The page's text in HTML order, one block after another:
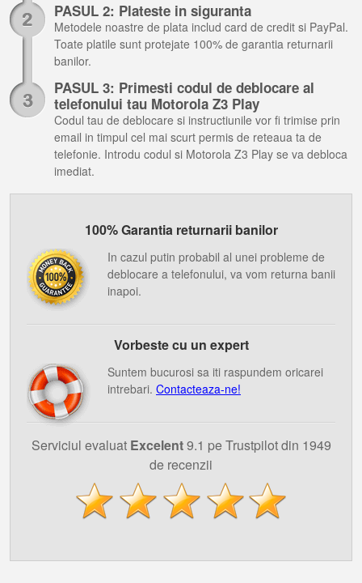
PASUL 2: Plateste in siguranta
Metodele noastre de plata includ card de credit si PayPal.
Toate platile sunt protejate 100% de garantia returnarii
banilor.
PASUL 3: Primesti codul de deblocare al
telefonului tau Motorola Z3 Play
Codul tau de deblocare si instructiunile vor fi trimise prin
email in timpul cel mai scurt permis de reteaua ta de
telefonie. Introdu codul si Motorola Z3 Play se va debloca
imediat.
100% Garantia returnarii banilor
In cazul putin probabil al unei probleme de
deblocare a telefonului, va vom returna banii
inapoi.
Vorbeste cu un expert
Suntem bucurosi sa iti raspundem oricarei
intrebari. Contacteaza-ne!
Serviciul evaluat Excelent9.1 pe Trustpilot din 1949
de recenzii